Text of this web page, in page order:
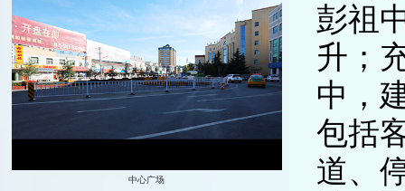
彭祖
升；
中，
包括
道、